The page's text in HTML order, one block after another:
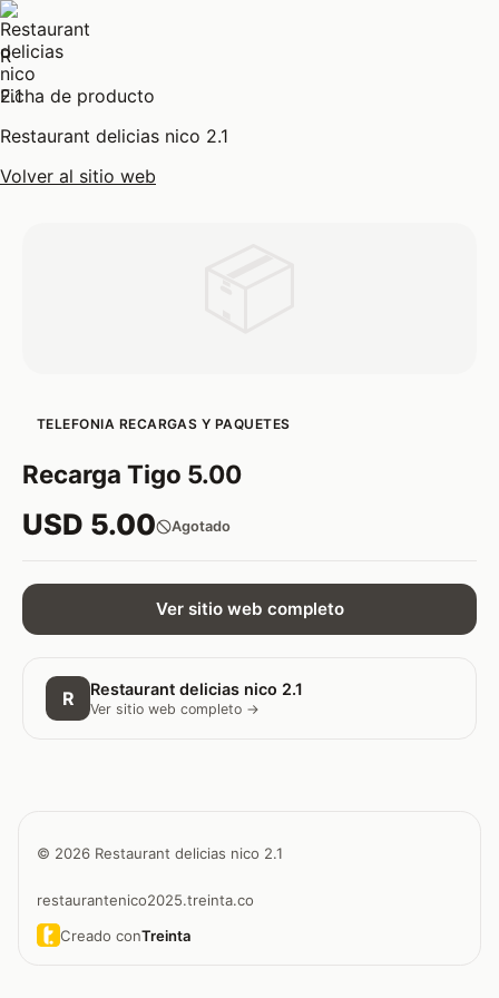
R
Ficha de producto
Restaurant delicias nico 2.1
Volver al sitio web
TELEFONIA RECARGAS Y PAQUETES
Recarga Tigo 5.00
USD 5.00 Agotado
Ver sitio web completo
R Restaurant delicias nico 2.1
Ver sitio web completo →
© 2026 Restaurant delicias nico 2.1
restaurantenico2025.treinta.co
Creado conTreinta